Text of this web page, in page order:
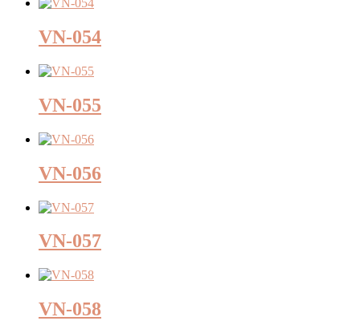
VN-054
VN-055
VN-056
VN-057
VN-058